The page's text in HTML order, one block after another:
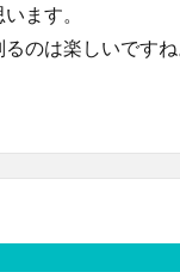
ます。
のは楽しいですね